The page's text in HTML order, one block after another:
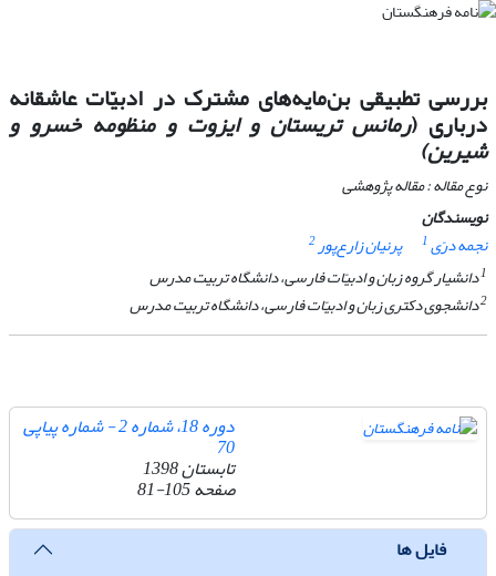
بررسی تطبیقی بن‌مایه‌های مشترک در ادبیّات عاشقانه
درباری (رمانس تریستان و ایزوت و منظومه خسرو و
شیرین)
نوع مقاله : مقاله پژوهشی
نویسندگان
نجمه درّی1 پرنیان زارع‌پور2
1دانشیار گروه زبان و ادبیّات فارسی، دانشگاه تربیت مدرس
2دانشجوی دکتری زبان و ادبیّات فارسی، دانشگاه تربیت مدرس
دوره 18، شماره 2 - شماره پیاپی
70
تابستان 1398
صفحه81-105
فایل ها